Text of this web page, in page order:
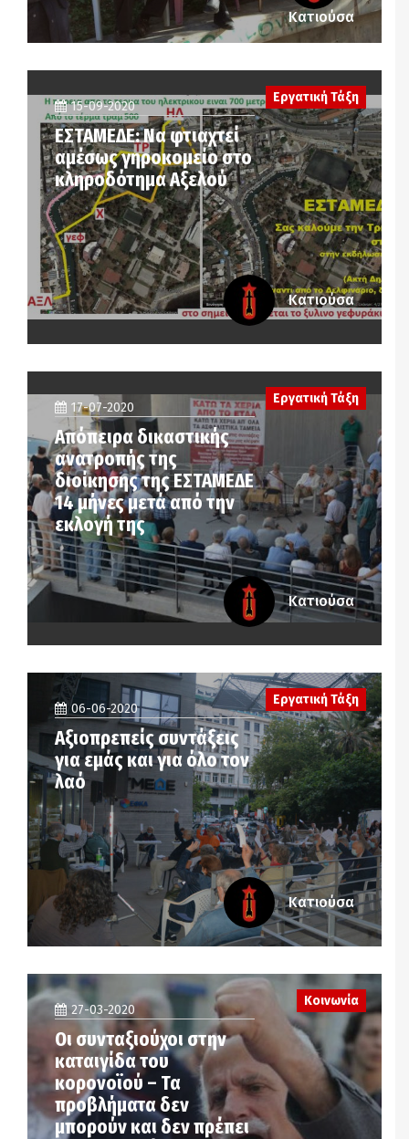
Κατιούσα
15-09-2020
ΕΣΤΑΜΕΔΕ: Να φτιαχτεί
αμέσως γηροκομείο στο
κληροδότημα Αξελού
Εργατική Τάξη
Κατιούσα
17-07-2020
Απόπειρα δικαστικής
ανατροπής της
διοίκησης της ΕΣΤΑΜΕΔΕ
14 μήνες μετά από την
εκλογή της
Εργατική Τάξη
Κατιούσα
06-06-2020
Αξιοπρεπείς συντάξεις
για εμάς και για όλο τον
λαό
Εργατική Τάξη
Κατιούσα
27-03-2020
Οι συνταξιούχοι στην
καταιγίδα του
κορονοϊού – Τα
προβλήματα δεν
μπορούν και δεν πρέπει
Κοινωνία